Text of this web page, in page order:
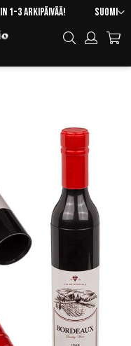
Kieli
Suomi
1-3 arkipäivää!
Hae